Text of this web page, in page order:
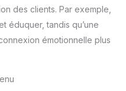
des clients. Par exemple,
éduquer, tandis qu’une
émotionnelle plus